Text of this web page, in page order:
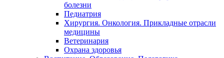
болезни
Педиатрия
Хирургия. Онкология. Прикладные отрасли
медицины
Ветеринария
Охрана здоровья